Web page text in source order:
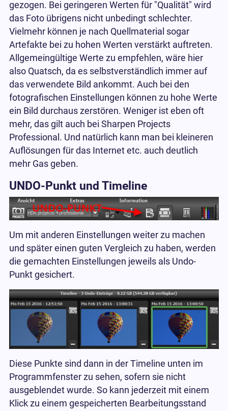
gezogen. Bei geringeren Werten für "Qualität" wird
das Foto übrigens nicht unbedingt schlechter.
Vielmehr können je nach Quellmaterial sogar
Artefakte bei zu hohen Werten verstärkt auftreten.
Allgemeingültige Werte zu empfehlen, wäre hier
also Quatsch, da es selbstverständlich immer auf
das verwendete Bild ankommt. Auch bei den
fotografischen Einstellungen können zu hohe Werte
ein Bild durchaus zerstören. Weniger ist eben oft
mehr, das gilt auch bei Sharpen Projects
Professional. Und natürlich kann man bei kleineren
Auflösungen für das Internet etc. auch deutlich
mehr Gas geben.
UNDO-Punkt und Timeline
Um mit anderen Einstellungen weiter zu machen
und später einen guten Vergleich zu haben, werden
die gemachten Einstellungen jeweils als Undo-
Punkt gesichert.
Diese Punkte sind dann in der Timeline unten im
Programmfenster zu sehen, sofern sie nicht
ausgeblendet wurde. So kann jederzeit mit einem
Klick zu einem gespeicherten Bearbeitungsstand